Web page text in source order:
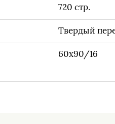
720 стр.
Твердый
60x90/16